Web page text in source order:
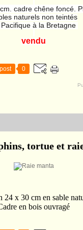
cadre chêne foncé.
naturels non teintés
à la Bretagne
vendu
0
tortue et
24 x 30 cm en sable
en bois ouvragé